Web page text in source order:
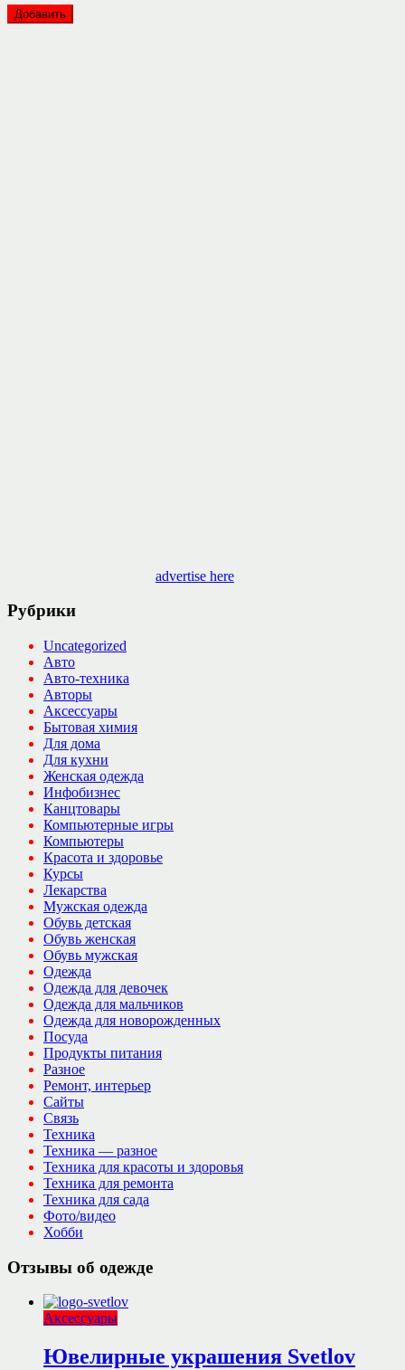
advertise here
Рубрики
Uncategorized
Авто
Авто-техника
Авторы
Аксессуары
Бытовая химия
Для дома
Для кухни
Женская одежда
Инфобизнес
Канцтовары
Компьютерные игры
Компьютеры
Красота и здоровье
Курсы
Лекарства
Мужская одежда
Обувь детская
Обувь женская
Обувь мужская
Одежда
Одежда для девочек
Одежда для мальчиков
Одежда для новорожденных
Посуда
Продукты питания
Разное
Ремонт, интерьер
Сайты
Связь
Техника
Техника — разное
Техника для красоты и здоровья
Техника для ремонта
Техника для сада
Фото/видео
Хобби
Отзывы об одежде
Аксессуары
Ювелирные украшения Svetlov